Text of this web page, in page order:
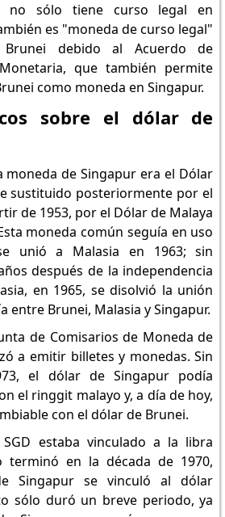
no sólo tiene curso legal en
es "moneda de curso legal"
debido al Acuerdo de
que también permite
como moneda en Singapur.
sobre el dólar de
moneda de Singapur era el Dólar
sustituido posteriormente por el
de 1953, por el Dólar de Malaya
moneda común seguía en uso
unió a Malasia en 1963; sin
después de la independencia
en 1965, se disolvió la unión
entre Brunei, Malasia y Singapur.
de Comisarios de Moneda de
a emitir billetes y monedas. Sin
el dólar de Singapur podía
el ringgit malayo y, a día de hoy,
con el dólar de Brunei.
estaba vinculado a la libra
terminó en la década de 1970,
Singapur se vinculó al dólar
sólo duró un breve periodo, ya